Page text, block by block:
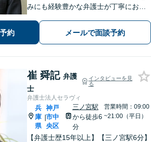
みにも経験豊かな弁護士が丁寧にお応
定規的ではなく、法律を用いて人間の
「感情」を、いかに解決に導くかを大
約 メールで面談予約
崔 舜記 弁護
士
インタビューを見
る
弁護士法人セラヴィ
兵
庫
県
|
神戸
市中
央区
三ノ宮駅
から徒歩6
分
営業時間：09:00
~21:00（平日）
【弁護士歴15年以上】【三ノ宮駅6分】